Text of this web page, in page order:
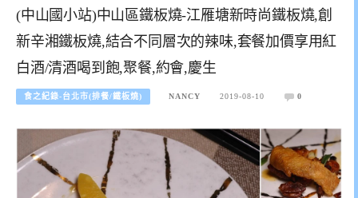
(中山國小站)中山區鐵板燒-江雁塘新時尚鐵板燒,創
新辛湘鐵板燒,結合不同層次的辣味,套餐加價享用紅
白酒/清酒喝到飽,聚餐,約會,慶生
食之紀錄-台北市(排餐/鐵板燒) NANCY 2019-08-10 0